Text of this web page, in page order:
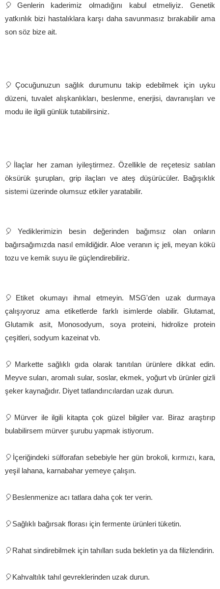
🎈Genlerin kaderimiz olmadığını kabul etmeliyiz. Genetik
yatkınlık bizi hastalıklara karşı daha savunmasız bırakabilir ama
son söz bize ait.
🎈Çocuğunuzun sağlık durumunu takip edebilmek için uyku
düzeni, tuvalet alışkanlıkları, beslenme, enerjisi, davranışları ve
modu ile ilgili günlük tutabilirsiniz.
🎈İlaçlar her zaman iyileştirmez. Özellikle de reçetesiz satılan
öksürük şurupları, grip ilaçları ve ateş düşürücüler. Bağışıklık
sistemi üzerinde olumsuz etkiler yaratabilir.
🎈Yediklerimizin besin değerinden bağımsız olan onların
bağırsağımızda nasıl emildiğidir. Aloe veranın iç jeli, meyan kökü
tozu ve kemik suyu ile güçlendirebiliriz.
🎈Etiket okumayı ihmal etmeyin. MSG'den uzak durmaya
çalışıyoruz ama etiketlerde farklı isimlerde olabilir. Glutamat,
Glutamik asit, Monosodyum, soya proteini, hidrolize protein
çeşitleri, sodyum kazeinat vb.
🎈Markette sağlıklı gıda olarak tanıtılan ürünlere dikkat edin.
Meyve suları, aromalı sular, soslar, ekmek, yoğurt vb ürünler gizli
şeker kaynağıdır. Diyet tatlandırıcılardan uzak durun.
🎈Mürver ile ilgili kitapta çok güzel bilgiler var. Biraz araştırıp
bulabilirsem mürver şurubu yapmak istiyorum.
🎈İçeriğindeki sülforafan sebebiyle her gün brokoli, kırmızı, kara,
yeşil lahana, karnabahar yemeye çalışın.
🎈Beslenmenize acı tatlara daha çok ter verin.
🎈Sağlıklı bağırsak florası için fermente ürünleri tüketin.
🎈Rahat sindirebilmek için tahılları suda bekletin ya da filizlendirin.
🎈Kahvaltılık tahıl gevreklerinden uzak durun.